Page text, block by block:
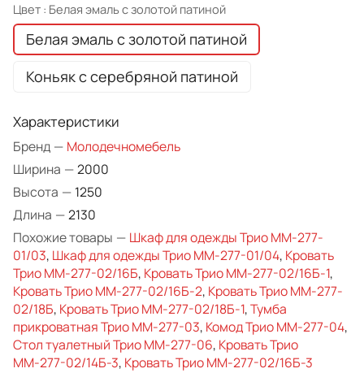
Цвет : Белая эмаль с золотой патиной
Белая эмаль с золотой патиной
Коньяк с серебряной патиной
Характеристики
Бренд — Молодечномебель
Ширина —2000
Высота — 1250
Длина —2130
Похожие товары — Шкаф для одежды Трио ММ-277-
01/03, Шкаф для одежды Трио ММ-277-01/04, Кровать
Трио ММ-277-02/16Б, Кровать Трио ММ-277-02/16Б-1,
Кровать Трио ММ-277-02/16Б-2, Кровать Трио ММ-277-
02/18Б, Кровать Трио ММ-277-02/18Б-1,Тумба
прикроватная Трио ММ-277-03, Комод Трио ММ-277-04,
Стол туалетный Трио ММ-277-06, Кровать Трио
ММ-277-02/14Б-3, Кровать Трио ММ-277-02/16Б-3